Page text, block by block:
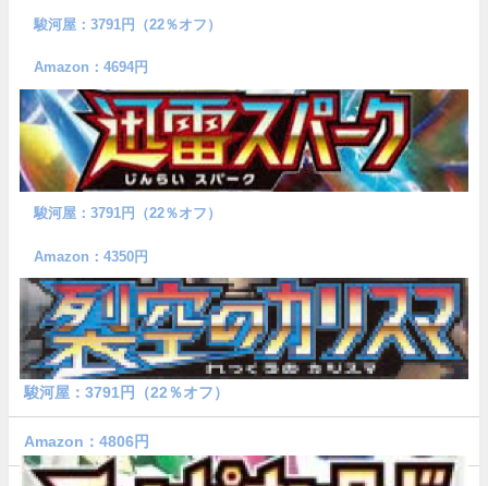
駿河屋：3791円（22％オフ）
Amazon：4694円
駿河屋：3791円（22％オフ）
Amazon：4350円
駿河屋：3791円（22％オフ）
Amazon：4806円